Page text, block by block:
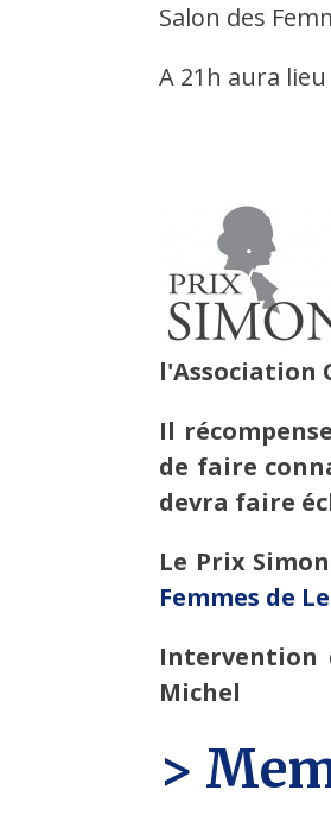
Salon des
A 21h aura
l'Association
Il
de faire
devra faire
Le Prix
Femmes de
Intervention
Michel
>